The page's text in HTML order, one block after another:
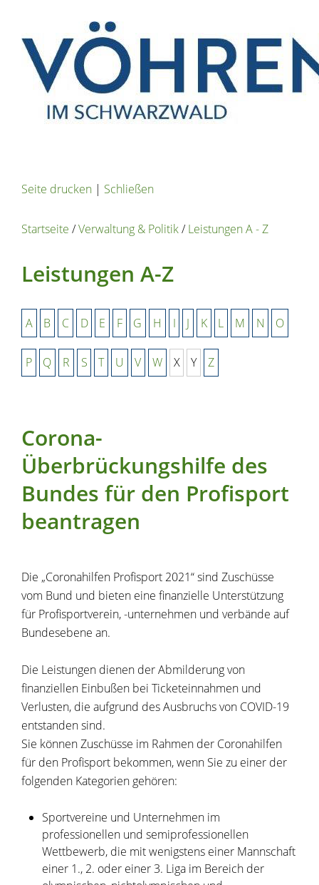
Seite drucken | Schließen
Startseite /Verwaltung & Politik/Leistungen A - Z
Leistungen A-Z
A B C D E F G H I J K L M N O
P Q R S T U V W X Y Z
Corona-
Überbrückungshilfe des
Bundes für den Profisport
beantragen
Die „Coronahilfen Profisport 2021“ sind Zuschüsse
vom Bund und bieten eine finanzielle Unterstützung
für Profisportverein, -unternehmen und verbände auf
Bundesebene an.
Die Leistungen dienen der Abmilderung von
finanziellen Einbußen bei Ticketeinnahmen und
Verlusten, die aufgrund des Ausbruchs von COVID-19
entstanden sind.
Sie können Zuschüsse im Rahmen der Coronahilfen
für den Profisport bekommen, wenn Sie zu einer der
folgenden Kategorien gehören:
Sportvereine und Unternehmen im
professionellen und semiprofessionellen
Wettbewerb, die mit wenigstens einer Mannschaft
einer 1., 2. oder einer 3. Liga im Bereich der